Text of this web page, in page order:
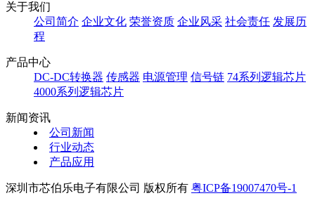
关于我们
公司简介 企业文化 荣誉资质 企业风采 社会责任 发展历
程
产品中心
DC-DC转换器 传感器 电源管理 信号链 74系列逻辑芯片
4000系列逻辑芯片
新闻资讯
公司新闻
行业动态
产品应用
深圳市芯伯乐电子有限公司 版权所有 粤ICP备19007470号-1